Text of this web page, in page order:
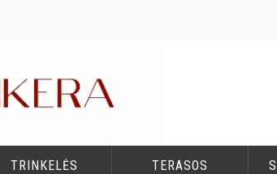
TRINKELĖS TERASOS